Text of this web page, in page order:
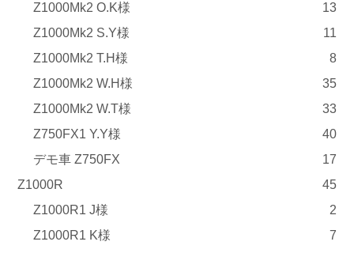
Z1000Mk2 O.K様
13
Z1000Mk2 S.Y様
11
Z1000Mk2 T.H様
8
Z1000Mk2 W.H様
35
Z1000Mk2 W.T様
33
Z750FX1 Y.Y様
40
デモ車 Z750FX
17
Z1000R
45
Z1000R1 J様
2
Z1000R1 K様
7